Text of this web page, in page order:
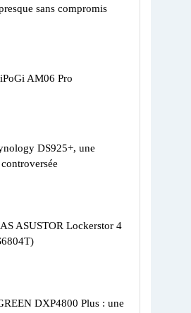
sans compromis
AM06 Pro
DS925+, une
ASUSTOR Lockerstor 4
DXP4800 Plus : une